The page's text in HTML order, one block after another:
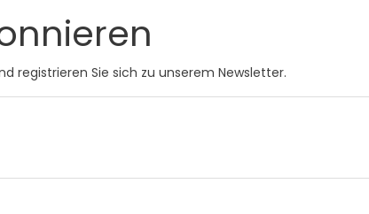
registrieren Sie sich zu unserem Newsletter.